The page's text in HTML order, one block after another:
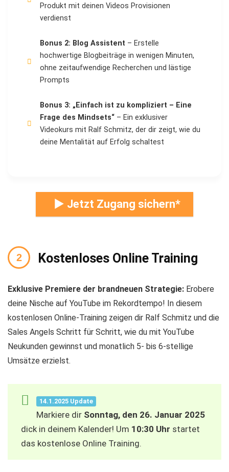
Produkt mit deinen Videos Provisionen
verdienst
Bonus 2: Blog Assistent – Erstelle
hochwertige Blogbeiträge in wenigen Minuten,
ohne zeitaufwendige Recherchen und lästige
Prompts
Bonus 3: „Einfach ist zu kompliziert – Eine
Frage des Mindsets“ – Ein exklusiver
Videokurs mit Ralf Schmitz, der dir zeigt, wie du
deine Mentalität auf Erfolg schaltest
► Jetzt Zugang sichern
Kostenloses Online Training
Exklusive Premiere der brandneuen Strategie: Erobere
deine Nische auf YouTube im Rekordtempo! In diesem
kostenlosen Online-Training zeigen dir Ralf Schmitz und die
Sales Angels Schritt für Schritt, wie du mit YouTube
Neukunden gewinnst und monatlich 5- bis 6-stellige
Umsätze erzielst.
14.1.2025 Update
Markiere dir Sonntag, den 26. Januar 2025
dick in deinem Kalender! Um 10:30 Uhr startet
das kostenlose Online Training.